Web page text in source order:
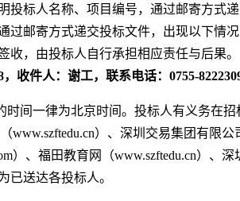
投标人名称、项目编号，通过邮寄方式
过邮寄方式递交投标文件，出现以下情
，由投标人自行承担相应责任与后果。
收件人：谢工，联系电话：0755-
间一律为北京时间。投标人有义务在
www.szftedu.cn）、深圳交易集团有限
）、福田教育网（www.szftedu.cn）、深
已送达各投标人。